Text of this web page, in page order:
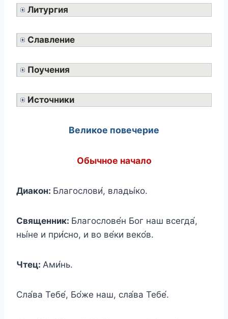
Литургия
Славление
Поучения
Источники
Великое повечерие
Обычное начало
Диакон: Благослови́, влады́ко.
Священник: Благослове́н Бог наш всегда́,
ны́не и при́сно, и во ве́ки веко́в.
Чтец: Ами́нь.
Сла́ва Тебе́, Бо́же наш, сла́ва Тебе́.